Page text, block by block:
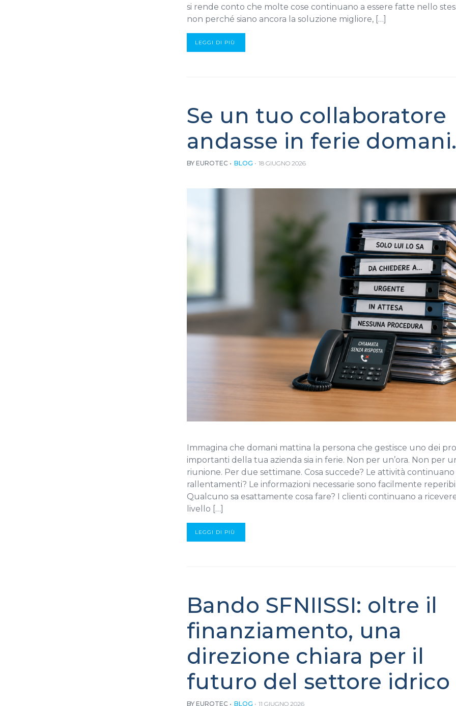
si rende conto che molte cose continuano a essere fatte nello
non perché siano ancora la soluzione migliore, […]
LEGGI DI PIÙ
Se un tuo collaboratore
andasse in ferie
BY EUROTEC BLOG 18 GIUGNO 2026
Immagina che domani mattina la persona che gestisce uno dei
importanti della tua azienda sia in ferie. Non per un’ora. Non per
riunione. Per due settimane. Cosa succede? Le attività continuano
rallentamenti? Le informazioni necessarie sono facilmente
Qualcuno sa esattamente cosa fare? I clienti continuano a
livello […]
LEGGI DI PIÙ
Bando SFNIISSI: oltre il
finanziamento, una
direzione chiara per il
futuro del settore idrico
BY EUROTEC BLOG 11 GIUGNO 2026